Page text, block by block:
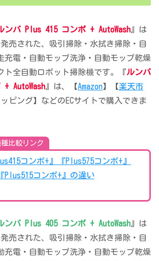
ンバ Plus 415 コンボ + AutoWash 』は
発売された、吸引掃除・水拭き掃除・自
充電・自動モップ洗浄・自動モップ乾燥
ト全自動ロボット掃除機です。『ルンバ
AutoWash 』は、【Amazon】【楽天市
ッピング】などのECサイトで購入できま
比較リンク
コンボ+』『Plus575コンボ+』
『Plus515コンボ+』の違い
ンバ Plus 405 コンボ + AutoWash 』は
発売された、吸引掃除・水拭き掃除・自
充電・自動モップ洗浄・自動モップ乾燥